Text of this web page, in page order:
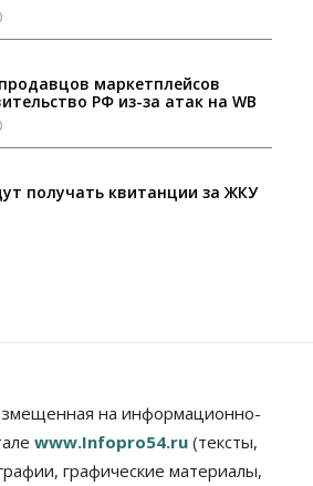
маркетплейсов
РФ из-за атак на WB
получать квитанции за ЖКУ
прошёл митинг
о памятниках
на информационно-
www.Infopro54.ru (тексты,
графические материалы,